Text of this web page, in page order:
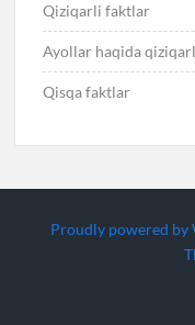
Qiziqarli faktlar
Ayollar haqida
Qisqa faktlar
Proudly powered by